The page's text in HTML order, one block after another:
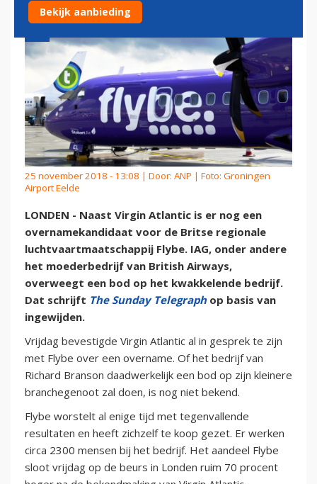
25 november 2018 - 13:08 | Door: ANP | Foto: Groningen
Airport Eelde
LONDEN - Naast Virgin Atlantic is er nog een
overnamekandidaat voor de Britse regionale
luchtvaartmaatschappij Flybe. IAG, onder andere
het moederbedrijf van British Airways,
overweegt een bod op het kwakkelende bedrijf.
Dat schrijft The Sunday Telegraphop basis van
ingewijden.
Vrijdag bevestigde Virgin Atlantic al in gesprek te zijn
met Flybe over een overname. Of het bedrijf van
Richard Branson daadwerkelijk een bod op zijn kleinere
branchegenoot zal doen, is nog niet bekend.
Flybe worstelt al enige tijd met tegenvallende
resultaten en heeft zichzelf te koop gezet. Er werken
circa 2300 mensen bij het bedrijf. Het aandeel Flybe
sloot vrijdag op de beurs in Londen ruim 70 procent
Bekijk aanbieding